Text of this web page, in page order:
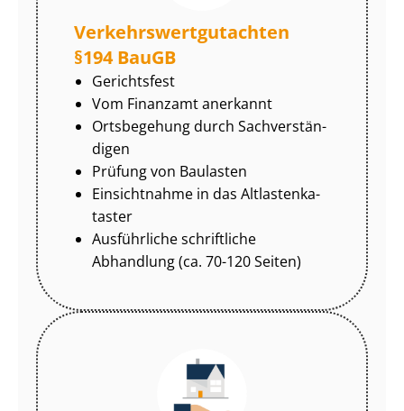
Ver­kehrs­wert­gut­ach­ten
§194 BauGB
Gerichtsfest
Vom Finanzamt anerkannt
Ortsbegehung durch Sach­ver­stän­
di­gen
Prüfung von Baulasten
Einsichtnahme in das Alt­las­ten­ka­
tas­ter
Ausführliche schriftliche
Abhandlung (ca. 70-120 Seiten)